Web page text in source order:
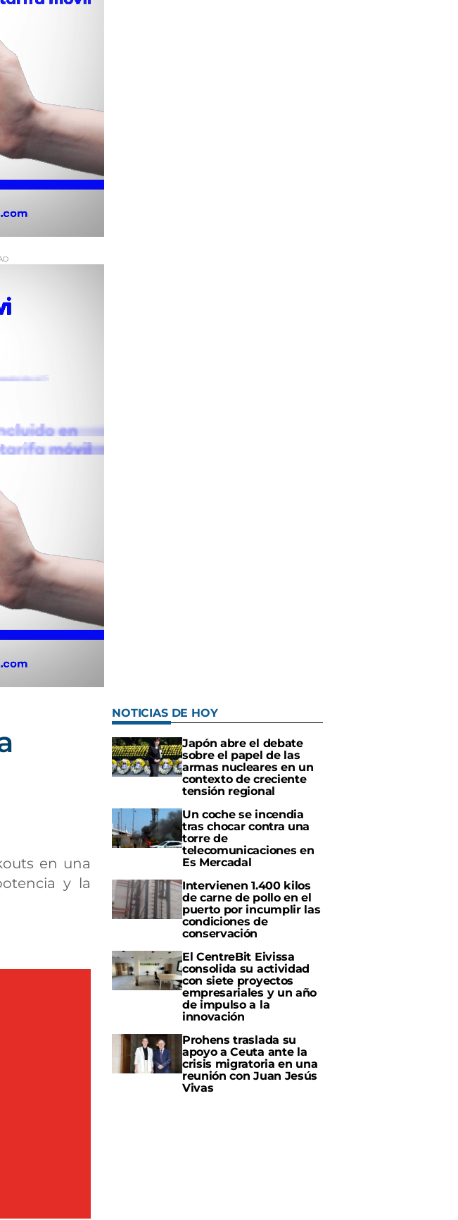
en una
y la
NOTICIAS DE HOY
Japón abre el debate
sobre el papel de las
armas nucleares en un
contexto de creciente
tensión regional
Un coche se incendia
tras chocar contra una
torre de
telecomunicaciones en
Es Mercadal
Intervienen 1.400 kilos
de carne de pollo en el
puerto por incumplir las
condiciones de
conservación
El CentreBit Eivissa
consolida su actividad
con siete proyectos
empresariales y un año
de impulso a la
innovación
Prohens traslada su
apoyo a Ceuta ante la
crisis migratoria en una
reunión con Juan Jesús
Vivas